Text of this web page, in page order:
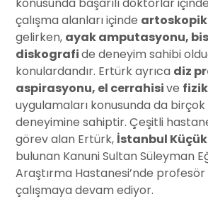
çalışma alanları içinde
gelirken, ayak amputasyonu,
diskografide deneyim sahibi
konulardandır. Ertürk ayrıca diz
aspirasyonu, el cerrahisive
uygulamaları konusunda da
deneyimine sahiptir. Çeşitli
görev alan Ertürk, İstanbul
bulunan Kanuni Sultan Süleyman
Araştırma Hastanesi’nde
çalışmaya devam ediyor.